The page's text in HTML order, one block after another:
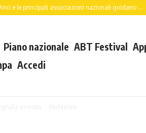
e le principali associazioni nazionali guidano ...
Piano nazionale ABT Festival
Accedi